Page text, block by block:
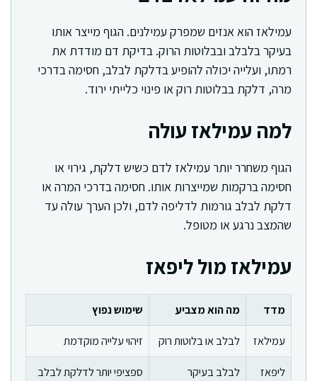
עמילאז הוא אנזים שמפרק עמילנים. הגוף מייצר אותו
בעיקר בלבלב ובבלוטות הרוק. בדיקת דם מודדת את
רמתו, ועלייה יכולה להופיע בדלקת לבלב, חסימה בדרכי
מרה, דלקת בבלוטות רוק או פינוי כלייתי ירוד.
למה עמילאז עולה
הגוף משחרר יותר עמילאז לדם כשיש דלקת, גירוי או
חסימה ברקמות שמייצרות אותו. חסימה בדרכי המרה או
דלקת לבלב גורמות לדליפה לדם, ולכן הערך עולה עד
שהמצב נרגע או מטופל.
עמילאז מול ליפאז
מדד מה הוא מצביע
שימוש נפוץ
עמילאז
לבלב או בלוטות רוק
זיהוי עלייה מוקדמת
ליפאז
לבלב בעיקר ספציפי יותר לדלקת לבלב